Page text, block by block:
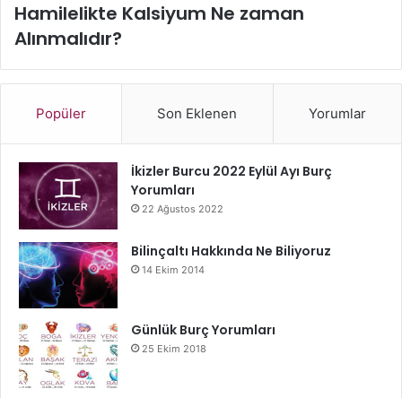
Hamilelikte Kalsiyum Ne zaman
Alınmalıdır?
Popüler Son Eklenen Yorumlar
İkizler Burcu 2022 Eylül Ayı Burç
Yorumları
22 Ağustos 2022
Bilinçaltı Hakkında Ne Biliyoruz
14 Ekim 2014
Günlük Burç Yorumları
25 Ekim 2018